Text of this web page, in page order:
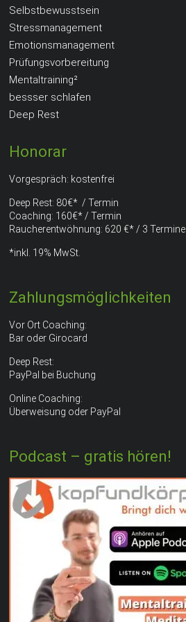
Selbstbewusstsein
Stressmanagement
Emotionsmanagement
Prüfungsvorbereitung
Mentaltraining²
bessser schlafen
Deep Rest
Honorar
Vorgespräch: kostenfrei
Deep Rest: 80€* / Termin
Coaching: 160€* / Termin
Raucherentwöhnung: 620 €* / 3 Termine
*inkl. 19% MwSt.
Zahlungsmöglichkeiten
Vor Ort Coaching:
Bar oder Girocard
Deep Rest:
PayPal bei Buchung
Online Coaching:
Überweisung oder PayPal
Podcast – gratis hören!